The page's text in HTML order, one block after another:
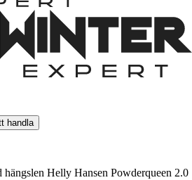
handla
Helly Hansen Powderqueen 2.0